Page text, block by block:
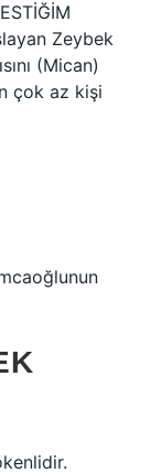
Zeybek
(Mican)
çok az kişi